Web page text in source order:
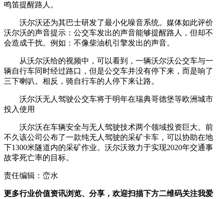
鸣笛提醒路人。
沃尔沃还为其巴士研发了最小化噪音系统。媒体如此评价
沃尔沃的声音提示：公交车发出的声音能够提醒路人，但却不
会造成干扰。例如：不像柴油机引擎发出的声音。
从沃尔沃给的视频中，可以看到，一辆沃尔沃公交车与一
辆自行车同时经过路口，但是公交车并没有停下来，而是响了
三下喇叭。相反，骑自行车的人停下来让路。
沃尔沃无人驾驶公交车将于明年在瑞典哥德堡等欧洲城市
投入使用
沃尔沃在车辆安全与无人驾驶技术两个领域投资巨大。前
不久该公司公布了一款纯无人驾驶的采矿卡车，可以协助在地
下1300米隧道内的采矿作业。沃尔沃致力于实现2020年交通事
故零死亡率的目标。
责任编辑：峦水
更多行业价值资讯浏览、分享，欢迎扫描下方二维码关注我爱